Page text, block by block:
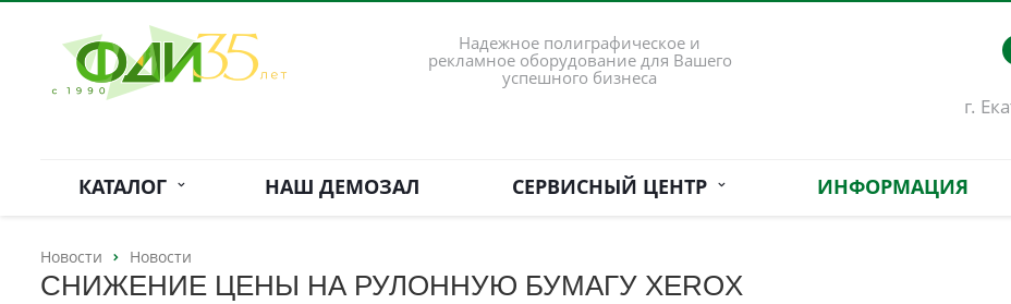
Надежное полиграфическое и
рекламное оборудование для Вашего
успешного бизнеса
г.
КАТАЛОГ НАШ ДЕМОЗАЛ СЕРВИСНЫЙ ЦЕНТР ИНФОРМАЦИЯ
Новости Новости
СНИЖЕНИЕ ЦЕНЫ НА РУЛОННУЮ БУМАГУ XEROX